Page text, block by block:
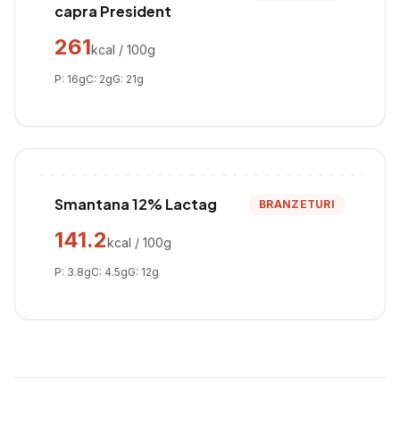
capra President
261kcal / 100g
P: 16gC: 2gG: 21g
Smantana 12% Lactag BRANZETURI
141.2kcal / 100g
P: 3.8gC: 4.5gG: 12g